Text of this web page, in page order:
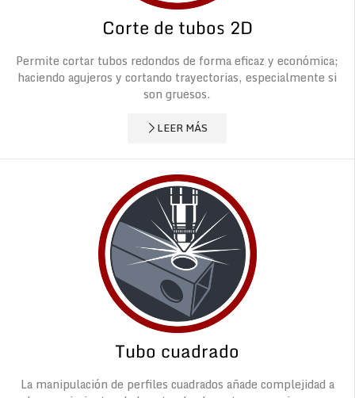
Corte de tubos 2D
Permite cortar tubos redondos de forma eficaz y económica;
haciendo agujeros y cortando trayectorias, especialmente si
son gruesos.
LEER MÁS
Tubo cuadrado
La manipulación de perfiles cuadrados añade complejidad a